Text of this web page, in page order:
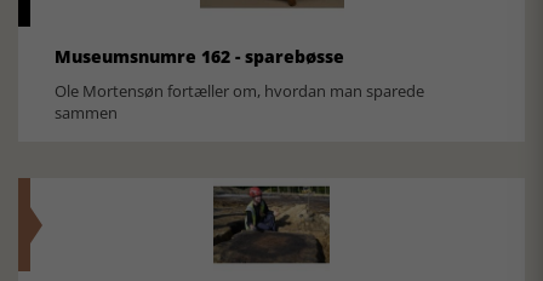
Museumsnumre 162 - sparebøsse
Ole Mortensøn fortæller om, hvordan man sparede
sammen